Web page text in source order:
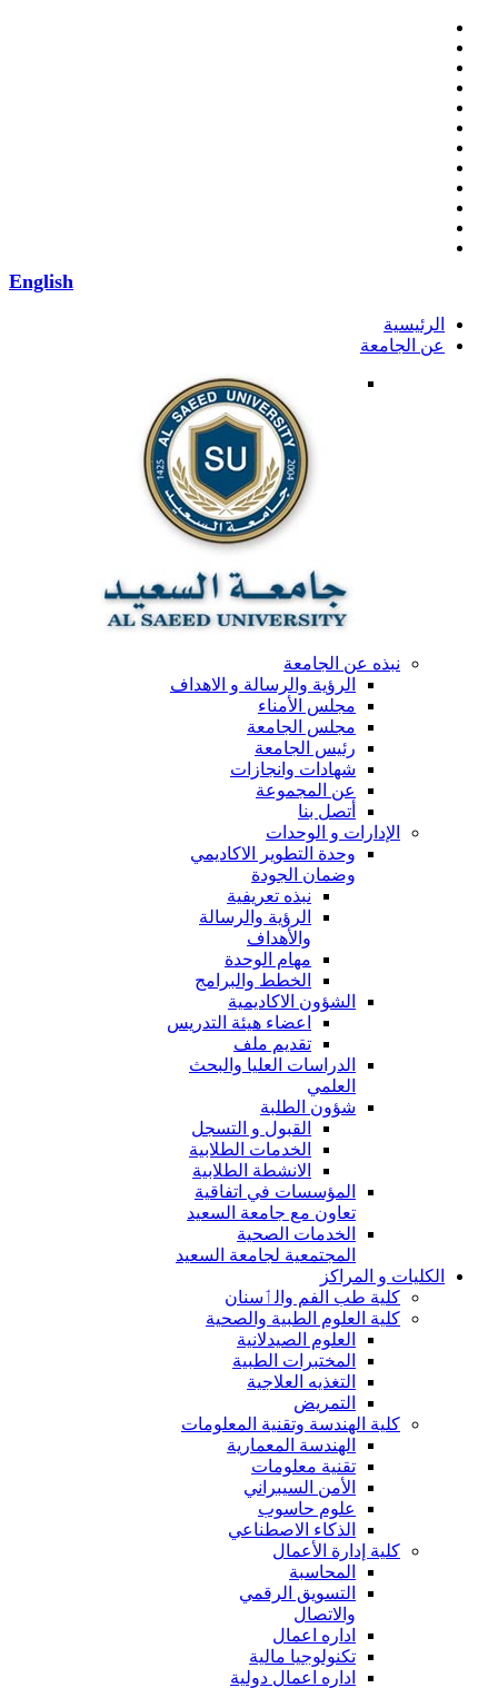
English
الرئيسية
عن الجامعة
نبذه عن الجامعة
الرؤية والرسالة و الاهداف
مجلس الأمناء
مجلس الجامعة
رئيس الجامعة
شهادات وانجازات
عن المجموعة
أتصل بنا
الإدارات و الوحدات
وحدة التطوير الاكاديمي
وضمان الجودة
نبذه تعريفية
الرؤية والرسالة
والأهداف
مهام الوحدة
الخطط والبرامج
الشؤون الاكاديمية
اعضاء هيئة التدريس
تقديم ملف
الدراسات العليا والبحث
العلمي
شؤون الطلبة
القبول و التسجل
الخدمات الطلابية
الانشطة الطلابية
المؤسسات في اتفاقية
تعاون مع جامعة السعيد
الخدمات الصحية
المجتمعية لجامعة السعيد
الكليات و المراكز
كلية طب الفم والٲسنان
كلية العلوم الطبية والصحية
العلوم الصيدلانية
المختبرات الطبية
التغذيه العلاجية
التمريض
كلية الهندسة وتقنية المعلومات
الهندسة المعمارية
تقنية معلومات
الأمن السيبراني
علوم حاسوب
الذكاء الاصطناعي
كلية إدارة الأعمال
المحاسبة
التسويق الرقمي
والاتصال
اداره اعمال
تكنولوجيا مالية
اداره اعمال دولية